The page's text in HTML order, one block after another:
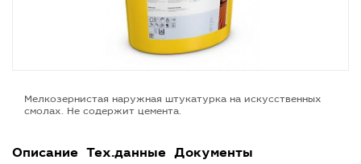
Мелкозернистая наружная штукатурка на искусственных
смолах. Не содержит цемента.
Описание Тех.данные Документы